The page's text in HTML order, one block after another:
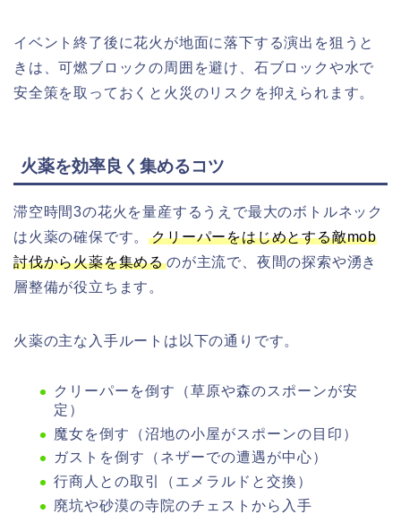
イベント終了後に花火が地面に落下する演出を狙うと
きは、可燃ブロックの周囲を避け、石ブロックや水で
安全策を取っておくと火災のリスクを抑えられます。
火薬を効率良く集めるコツ
滞空時間3の花火を量産するうえで最大のボトルネック
は火薬の確保です。クリーパーをはじめとする敵mob
討伐から火薬を集めるのが主流で、夜間の探索や湧き
層整備が役立ちます。
火薬の主な入手ルートは以下の通りです。
クリーパーを倒す（草原や森のスポーンが安
定）
魔女を倒す（沼地の小屋がスポーンの目印）
ガストを倒す（ネザーでの遭遇が中心）
行商人との取引（エメラルドと交換）
廃坑や砂漠の寺院のチェストから入手